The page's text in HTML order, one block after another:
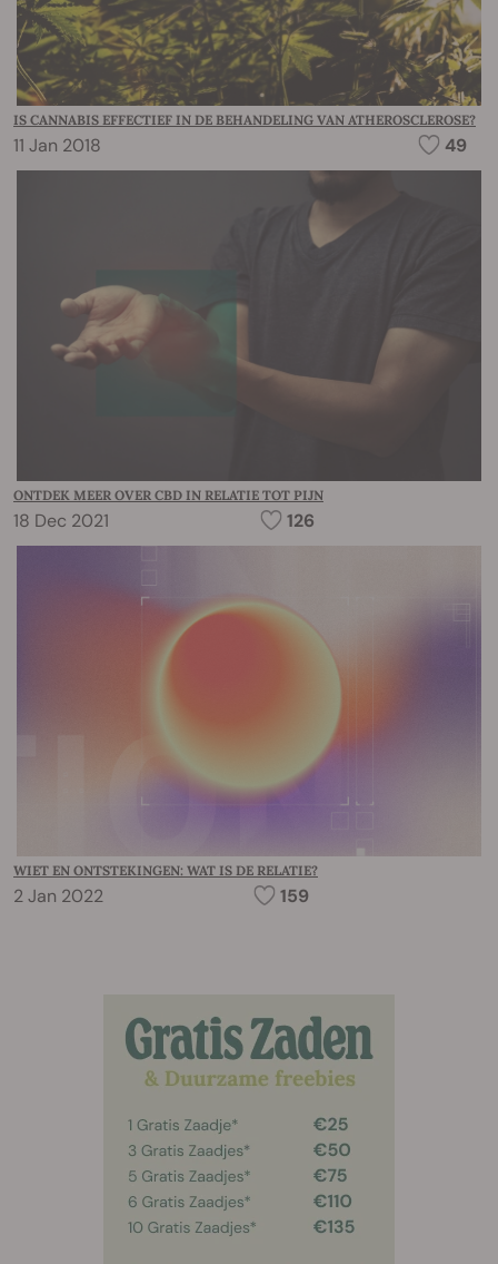
IS CANNABIS EFFECTIEF IN DE BEHANDELING VAN ATHEROSCLEROSE?
11 Jan 2018 49
ONTDEK MEER OVER CBD IN RELATIE TOT PIJN
18 Dec 2021 126
WIET EN ONTSTEKINGEN: WAT IS DE RELATIE?
2 Jan 2022 159